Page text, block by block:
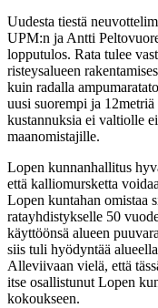
Uudesta tiestä
UPM:n ja Antti
lopputulos. Rata tulee
risteysalueen
kuin radalla
uusi suorempi ja
kustannuksia ei valtiolle
maanomistajille.
Lopen kunnanhallitus
että kalliomursketta
Lopen kuntahan omistaa
ratayhdistykselle 50
käyttöönsä alueen
siis tuli hyödyntää
Alleviivaan vielä, että
itse osallistunut Lopen
kokoukseen.